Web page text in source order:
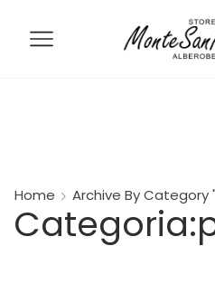
Home Archive By Category